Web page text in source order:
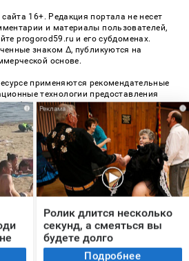
16+. Редакция портала не несет
и материалы пользователей,
progorod59.ru и его субдоменах.
знаком Δ, публикуются на
основе.
применяются рекомендательные
технологии предоставления
сбора, систематизации и анализа
к предпочтениям пользователей сети
на территории Российской
применения рекомендательных
обменной сети«СМИ2» (PDF),
«Sparrow» (PDF)
Пермь» | Все права защищены
категория сайта 16+
конфиденциальности
i i
Ролик длится несколько
секунд, а смеяться вы
будете долго
Подробнее